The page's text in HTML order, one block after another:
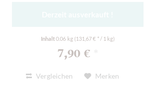
Inhalt0.06 kg (131,67 € * / 1 kg)
7,90 €
Vergleichen Merken